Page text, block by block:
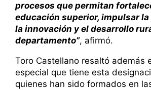
procesos que permitan
educación superior, impulsar
la innovación y el desarrollo
departamento”, afirmó.
Toro Castellano resaltó además
especial que tiene esta
quienes han sido formados en